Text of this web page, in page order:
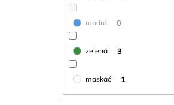
modrá 0
zelená 3
maskáč 1